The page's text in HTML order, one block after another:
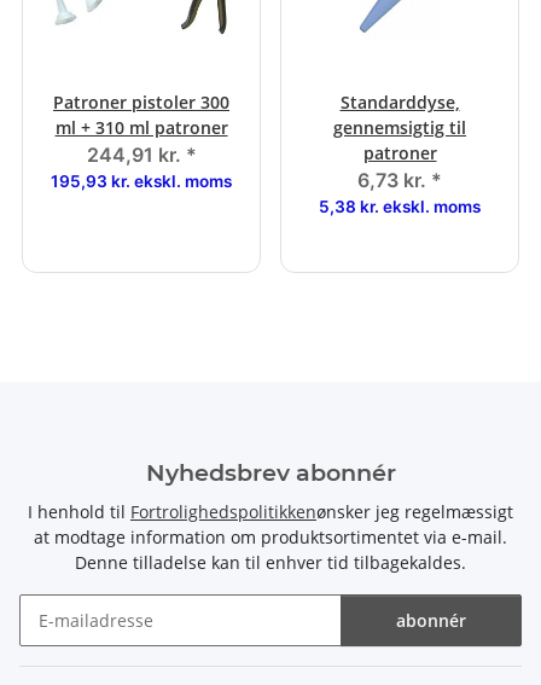
Patroner pistoler 300
ml + 310 ml patroner
244,91 kr. *
195,93 kr. ekskl. moms
Standarddyse,
gennemsigtig til
patroner
6,73 kr. *
5,38 kr. ekskl. moms
Nyhedsbrev abonnér
I henhold til Fortrolighedspolitikkenønsker jeg regelmæssigt
at modtage information om produktsortimentet via e-mail.
Denne tilladelse kan til enhver tid tilbagekaldes.
abonnér